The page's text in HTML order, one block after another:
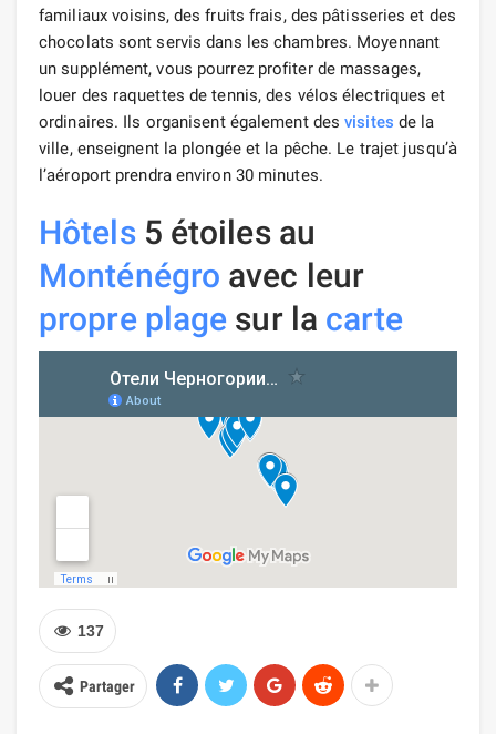
familiaux voisins, des fruits frais, des pâtisseries et des
chocolats sont servis dans les chambres. Moyennant
un supplément, vous pourrez profiter de massages,
louer des raquettes de tennis, des vélos électriques et
ordinaires. Ils organisent également desvisites de la
ville, enseignent la plongée et la pêche. Le trajet jusqu’à
l’aéroport prendra environ 30 minutes.
Hôtels5 étoiles au
Monténégro avec leur
propre plage sur la carte
137
Partager